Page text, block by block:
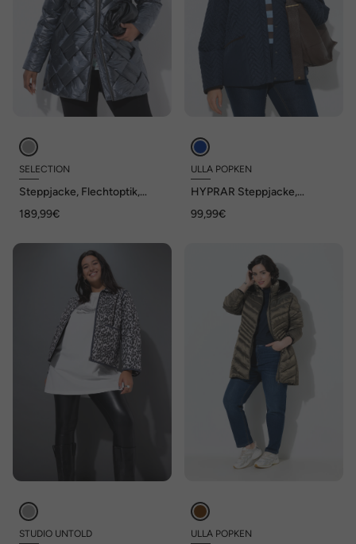
SELECTION
Steppjacke, Flechtoptik,
Stepp
189,99€
ULLA POPKEN
HYPRAR Steppjacke,
Cordkragen
99,99€
STUDIO UNTOLD ULLA POPKEN